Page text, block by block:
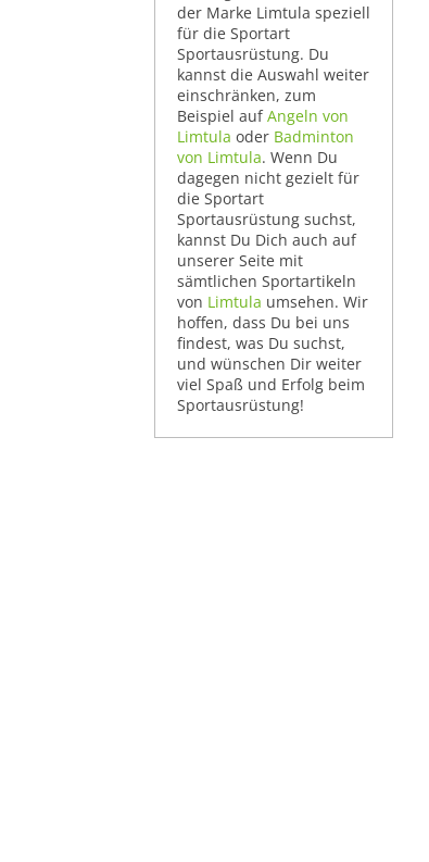
der Marke Limtula speziell
für die Sportart
Sportausrüstung. Du
kannst die Auswahl weiter
einschränken, zum
Beispiel aufAngeln von
Limtula oder Badminton
von Limtula. Wenn Du
dagegen nicht gezielt für
die Sportart
Sportausrüstung suchst,
kannst Du Dich auch auf
unserer Seite mit
sämtlichen Sportartikeln
von Limtula umsehen. Wir
hoffen, dass Du bei uns
findest, was Du suchst,
und wünschen Dir weiter
viel Spaß und Erfolg beim
Sportausrüstung!